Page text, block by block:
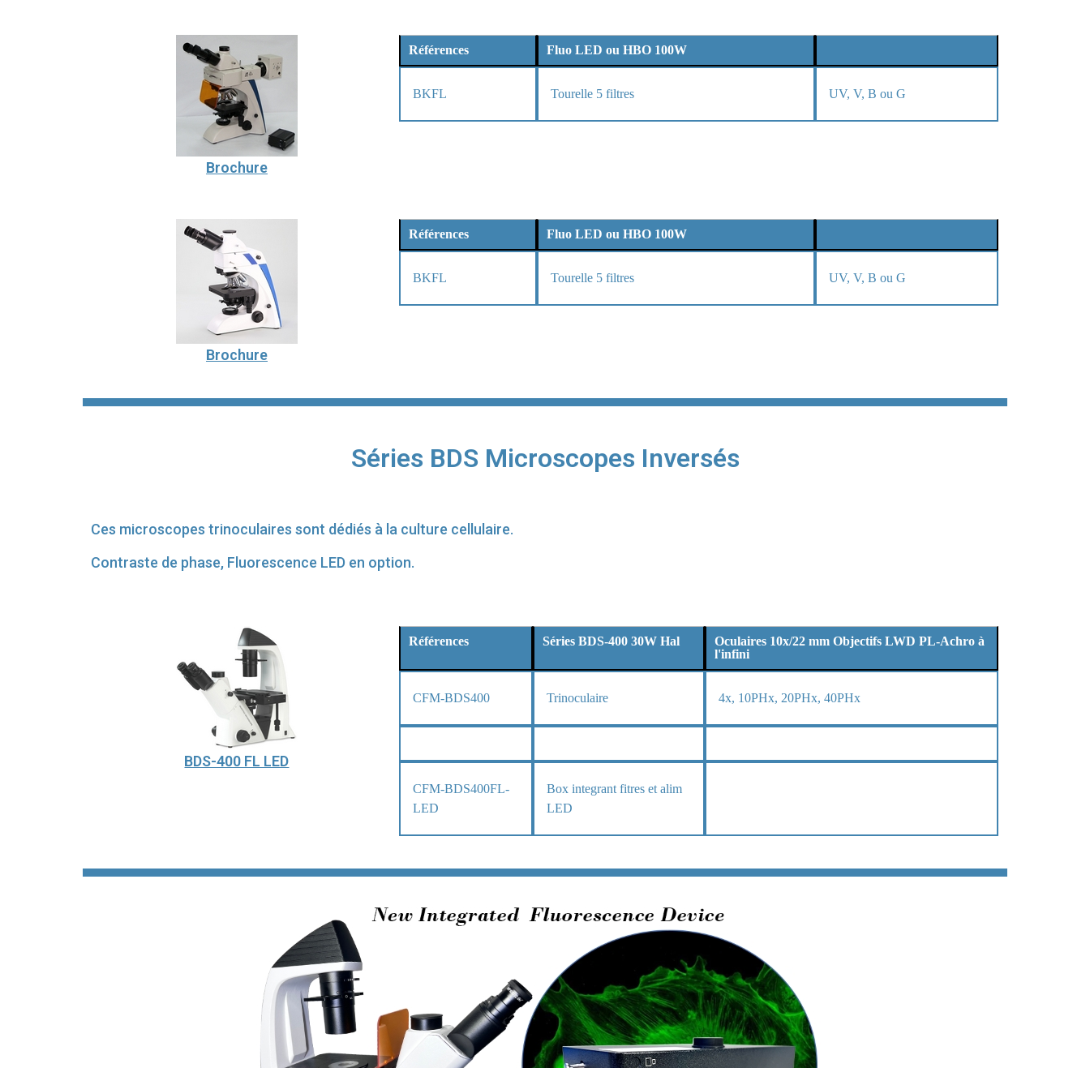
Brochure
Références Fluo LED ou HBO 100W
BKFL Tourelle 5 filtres UV, V, B ou G
Brochure
Références Fluo LED ou HBO 100W
BKFL Tourelle 5 filtres UV, V, B ou G
Séries BDS Microscopes Inversés
Ces microscopes trinoculaires sont dédiés à la culture cellulaire.
Contraste de phase, Fluorescence LED en option.
BDS-400 FL LED
Références Séries BDS-400 30W Hal
Oculaires 10x/22 mm Objectifs LWD PL-Achro à
l'infini
CFM-BDS400 Trinoculaire 4x, 10PHx, 20PHx, 40PHx
CFM-BDS400FL-
LED
Box integrant fitres et alim
LED